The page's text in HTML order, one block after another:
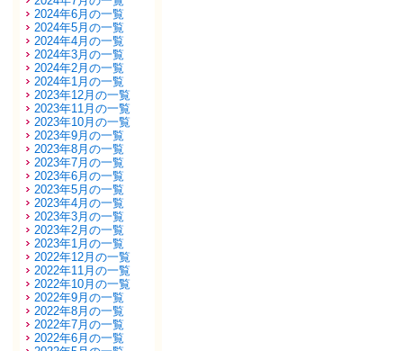
2024年6月の一覧
2024年5月の一覧
2024年4月の一覧
2024年3月の一覧
2024年2月の一覧
2024年1月の一覧
2023年12月の一覧
2023年11月の一覧
2023年10月の一覧
2023年9月の一覧
2023年8月の一覧
2023年7月の一覧
2023年6月の一覧
2023年5月の一覧
2023年4月の一覧
2023年3月の一覧
2023年2月の一覧
2023年1月の一覧
2022年12月の一覧
2022年11月の一覧
2022年10月の一覧
2022年9月の一覧
2022年8月の一覧
2022年7月の一覧
2022年6月の一覧